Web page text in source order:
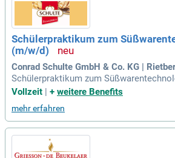
Schülerpraktikum zum
(m/w/d)
Conrad Schulte GmbH & Co. KG |
Schülerpraktikum zum
warentechnologen und -technologinnen
Vollzeit | + weitere Benefits
mehr erfahren